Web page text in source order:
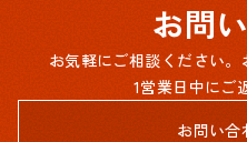
お問
お気軽にご相談ください。
1営業日中にご
お問い合